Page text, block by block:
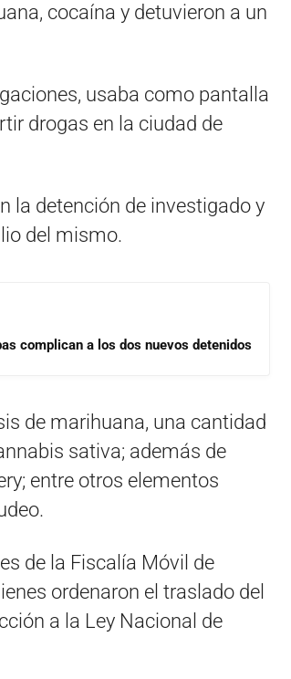
cocaína y detuvieron a un
usaba como pantalla
drogas en la ciudad de
la detención de investigado y
del mismo.
complican a los dos nuevos detenidos
de marihuana, una cantidad
sativa; además de
entre otros elementos
de la Fiscalía Móvil de
ordenaron el traslado del
a la Ley Nacional de